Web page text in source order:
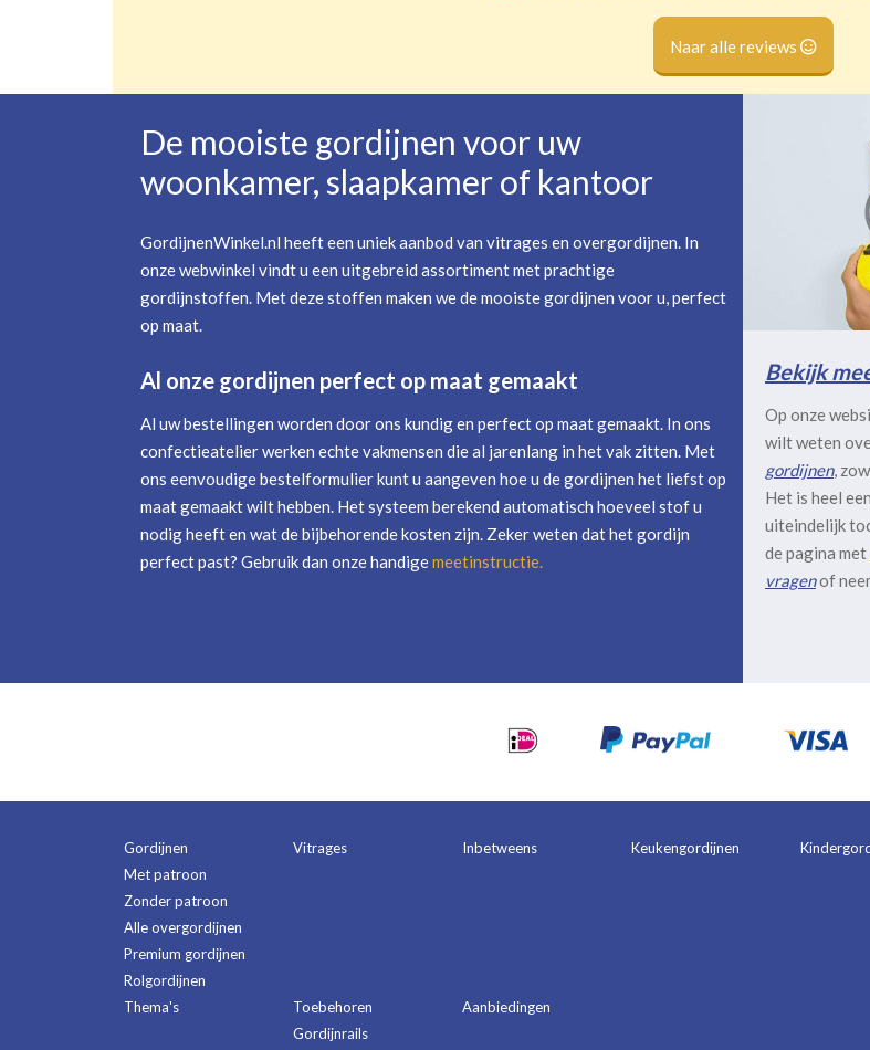
Naar alle reviews
De mooiste gordijnen voor uw
woonkamer, slaapkamer of kantoor
GordijnenWinkel.nl heeft een uniek aanbod van vitrages en overgordijnen. In
onze webwinkel vindt u een uitgebreid assortiment met prachtige
gordijnstoffen. Met deze stoffen maken we de mooiste gordijnen voor u, perfect
op maat.
Al onze gordijnen perfect op maat gemaakt
Al uw bestellingen worden door ons kundig en perfect op maat gemaakt. In ons
confectieatelier werken echte vakmensen die al jarenlang in het vak zitten. Met
ons eenvoudige bestelformulier kunt u aangeven hoe u de gordijnen het liefst op
maat gemaakt wilt hebben. Het systeem berekend automatisch hoeveel stof u
nodig heeft en wat de bijbehorende kosten zijn. Zeker weten dat het gordijn
perfect past? Gebruik dan onze handigemeetinstructie.
Bekijk
Op onze
wilt weten
gordijnen,
Het is heel
uiteindelijk
de pagina met
vragenof
Gordijnen
Met patroon
Zonder patroon
Alle overgordijnen
Premium gordijnen
Rolgordijnen
Vitrages Inbetweens Keukengordijnen
Thema's
Toebehoren
Gordijnrails
Aanbiedingen